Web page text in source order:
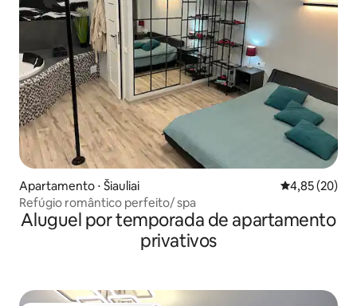
Apartamento ⋅ Šiauliai 4,85 de uma
4,85 (20)
Refúgio romântico perfeito/ spa
Aluguel por temporada de apartamento
privativos